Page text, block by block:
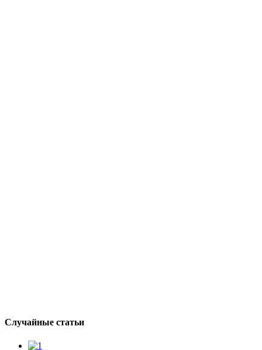
Случайные статьи